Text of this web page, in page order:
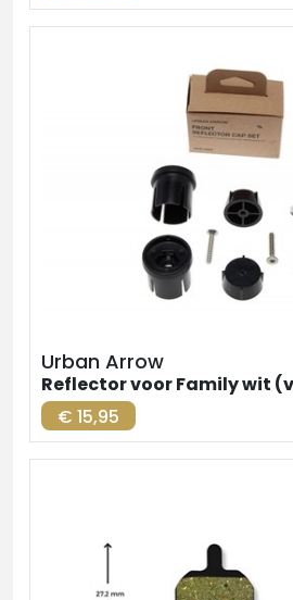
Urban Arrow
€ 15,95